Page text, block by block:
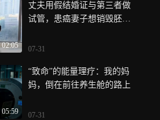
度”
02:05
丈夫用假结婚证与第三者做
试管，患癌妻子想销毁胚胎
07-31
05:59
“致命”的能量理疗：我的妈
妈，倒在前往养生舱的路上
07-31